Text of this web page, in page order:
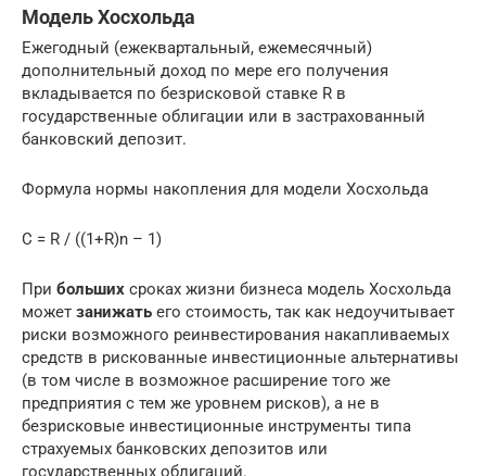
Модель Хосхольда
Ежегодный (ежеквартальный, ежемесячный)
дополнительный доход по мере его получения
вкладывается по безрисковой ставке R в
государственные облигации или в застрахованный
банковский депозит.
Формула нормы накопления для модели Хосхольда
C = R / ((1+R)n – 1)
При больших сроках жизни бизнеса модель Хосхольда
может занижать его стоимость, так как недоучитывает
риски возможного реинвестирования накапливаемых
средств в рискованные инвестиционные альтернативы
(в том числе в возможное расширение того же
предприятия с тем же уровнем рисков), а не в
безрисковые инвестиционные инструменты типа
страхуемых банковских депозитов или
государственных облигаций.